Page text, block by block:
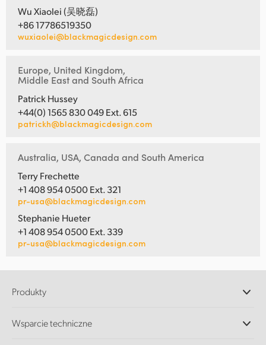
Wu Xiaolei (吴晓磊)
+86 17786519350
wuxiaolei@blackmagicdesign.com
Europe, United Kingdom,
Middle East and South Africa
Patrick Hussey
+44(0) 1565 830 049 Ext. 615
patrickh@blackmagicdesign.com
Australia, USA, Canada and South America
Terry Frechette
+1 408 954 0500 Ext. 321
pr-usa@blackmagicdesign.com
Stephanie Hueter
+1 408 954 0500 Ext. 339
pr-usa@blackmagicdesign.com
Produkty
DaVinci Resolve i oprogramowanie Fusion
Wsparcie techniczne